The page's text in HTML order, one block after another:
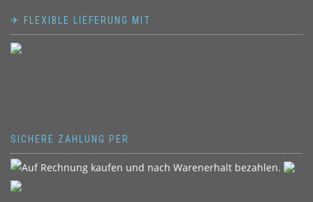
✈ FLEXIBLE LIEFERUNG MIT
SICHERE ZAHLUNG PER